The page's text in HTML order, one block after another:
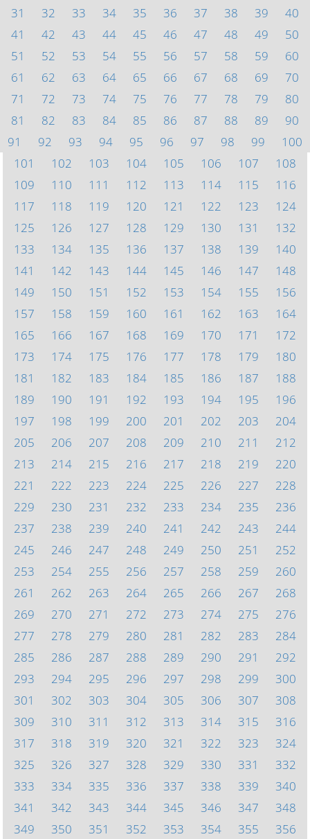
31
32 33 34 35 36 37 38 39
40
41
42 43 44 45 46 47 48 49
50
51
52 53 54 55 56 57 58 59
60
61
62 63 64 65 66 67 68 69
70
71
72 73 74 75 76 77 78 79
80
81
82 83 84 85 86 87 88 89
90
91
92 93 94 95 96 97 98 99
100
101
102 103 104 105 106 107
108
109
110 111 112 113 114 115
116
117
118 119 120 121 122 123
124
125
126 127 128 129 130 131
132
133
134 135 136 137 138 139
140
141
142 143 144 145 146 147
148
149
150 151 152 153 154 155
156
157
158 159 160 161 162 163
164
165
166 167 168 169 170 171
172
173
174 175 176 177 178 179
180
181
182 183 184 185 186 187
188
189
190 191 192 193 194 195
196
197
198 199 200 201 202 203
204
205
206 207 208 209 210 211
212
213
214 215 216 217 218 219
220
221
222 223 224 225 226 227
228
229
230 231 232 233 234 235
236
237
238 239 240 241 242 243
244
245
246 247 248 249 250 251
252
253
254 255 256 257 258 259
260
261
262 263 264 265 266 267
268
269
270 271 272 273 274 275
276
277
278 279 280 281 282 283
284
285
286 287 288 289 290 291
292
293
294 295 296 297 298 299
300
301
302 303 304 305 306 307
308
309
310 311 312 313 314 315
316
317
318 319 320 321 322 323
324
325
326 327 328 329 330 331
332
333
334 335 336 337 338 339
340
341
342 343 344 345 346 347
348
349
350 351 352 353 354 355 356